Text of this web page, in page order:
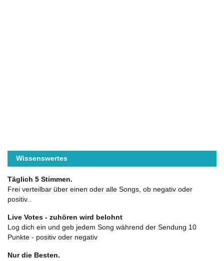
Wissenswertes
Täglich 5 Stimmen.
Frei verteilbar über einen oder alle Songs, ob negativ oder
positiv..
Live Votes - zuhören wird belohnt
Log dich ein und geb jedem Song während der Sendung 10
Punkte - positiv oder negativ
Nur die Besten.